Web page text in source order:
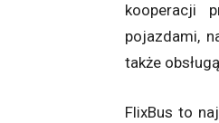
kooperacji
pojazdami,
także
FlixBus to